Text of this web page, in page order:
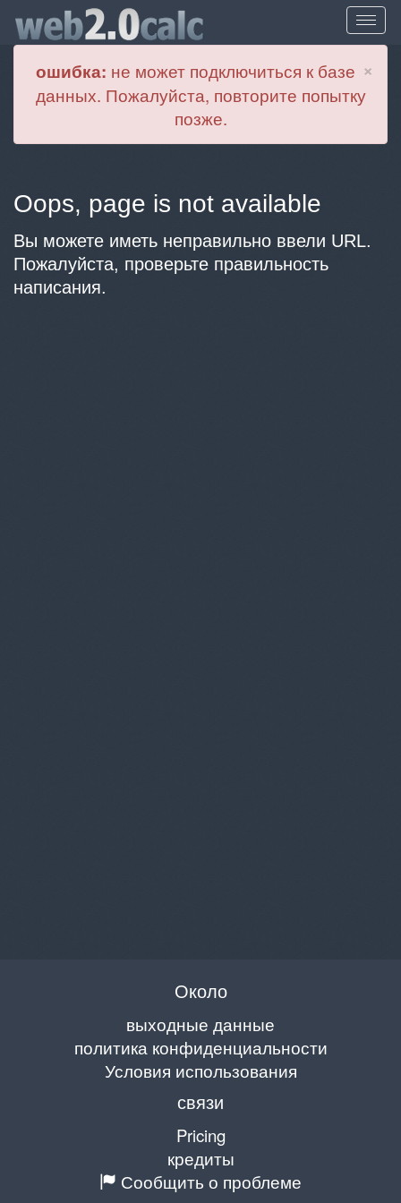
×
ошибка: не может подключиться к базе
данных. Пожалуйста, повторите попытку
позже.
Oops, page is not available
Вы можете иметь неправильно ввели URL.
Пожалуйста, проверьте правильность
написания.
Около
выходные данные
политика конфиденциальности
Условия использования
связи
Pricing
кредиты
Сообщить о проблеме